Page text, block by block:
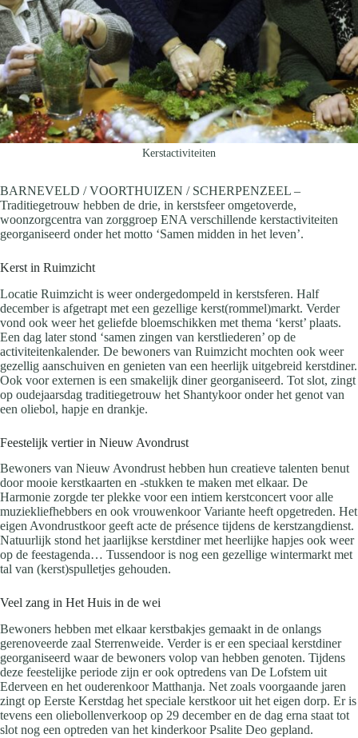
Kerstactiviteiten
BARNEVELD / VOORTHUIZEN / SCHERPENZEEL –
Traditiegetrouw hebben de drie, in kerstsfeer omgetoverde,
woonzorgcentra van zorggroep ENA verschillende kerstactiviteiten
georganiseerd onder het motto ‘Samen midden in het leven’.
Kerst in Ruimzicht
Locatie Ruimzicht is weer ondergedompeld in kerstsferen. Half
december is afgetrapt met een gezellige kerst(rommel)markt. Verder
vond ook weer het geliefde bloemschikken met thema ‘kerst’ plaats.
Een dag later stond ‘samen zingen van kerstliederen’ op de
activiteitenkalender. De bewoners van Ruimzicht mochten ook weer
gezellig aanschuiven en genieten van een heerlijk uitgebreid kerstdiner.
Ook voor externen is een smakelijk diner georganiseerd. Tot slot, zingt
op oudejaarsdag traditiegetrouw het Shantykoor onder het genot van
een oliebol, hapje en drankje.
Feestelijk vertier in Nieuw Avondrust
Bewoners van Nieuw Avondrust hebben hun creatieve talenten benut
door mooie kerstkaarten en -stukken te maken met elkaar. De
Harmonie zorgde ter plekke voor een intiem kerstconcert voor alle
muziekliefhebbers en ook vrouwenkoor Variante heeft opgetreden. Het
eigen Avondrustkoor geeft acte de présence tijdens de kerstzangdienst.
Natuurlijk stond het jaarlijkse kerstdiner met heerlijke hapjes ook weer
op de feestagenda… Tussendoor is nog een gezellige wintermarkt met
tal van (kerst)spulletjes gehouden.
Veel zang in Het Huis in de wei
Bewoners hebben met elkaar kerstbakjes gemaakt in de onlangs
gerenoveerde zaal Sterrenweide. Verder is er een speciaal kerstdiner
georganiseerd waar de bewoners volop van hebben genoten. Tijdens
deze feestelijke periode zijn er ook optredens van De Lofstem uit
Ederveen en het ouderenkoor Matthanja. Net zoals voorgaande jaren
zingt op Eerste Kerstdag het speciale kerstkoor uit het eigen dorp. Er is
tevens een oliebollenverkoop op 29 december en de dag erna staat tot
slot nog een optreden van het kinderkoor Psalite Deo gepland.